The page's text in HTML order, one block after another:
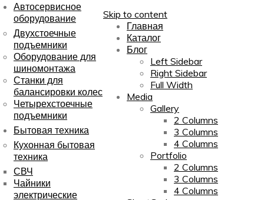
Skip to content
Главная
Каталог
Блог
Left Sidebar
Right Sidebar
Full Width
Media
Gallery
2 Columns
3 Columns
4 Columns
Portfolio
2 Columns
3 Columns
4 Columns
Автосервисное
оборудование
Двухстоечные
подъемники
Оборудование для
шиномонтажа
Станки для
балансировки колес
Четырехстоечные
подъемники
Бытовая техника
Кухонная бытовая
техника
СВЧ
Чайники
электрические